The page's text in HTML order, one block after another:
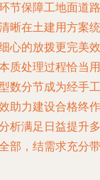
节保障工地面道路
晰在土建用方案统
心的放拨更完美效
质处理过程恰当用
数分节成为经手工
助力建设合格终作
析满足日益提升多
部，结需求充分带